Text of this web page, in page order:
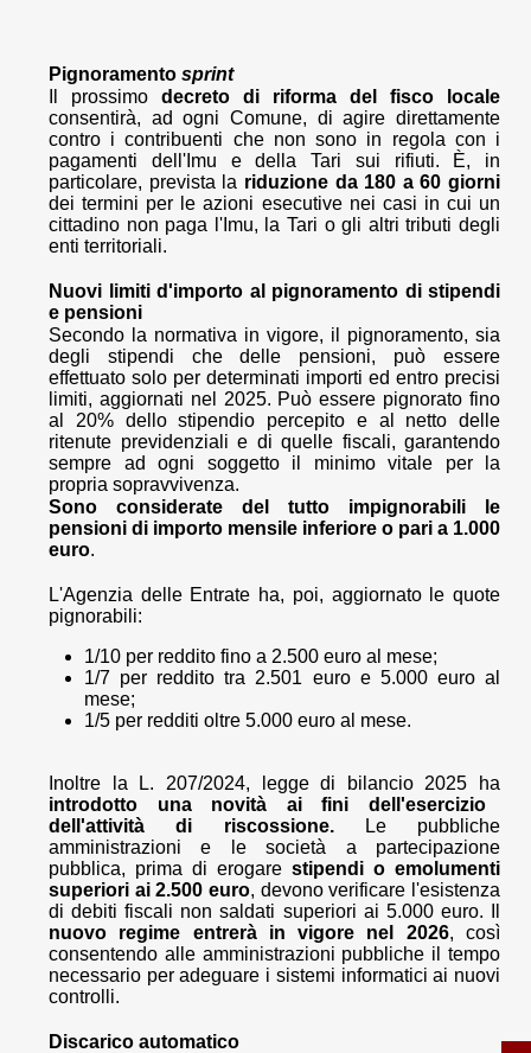
Pignoramento sprint
Il prossimo decreto di riforma del fisco locale
consentirà, ad ogni Comune, di agire direttamente
contro i contribuenti che non sono in regola con i
pagamenti dell'Imu e della Tari sui rifiuti. È, in
particolare, prevista la riduzione da 180 a 60 giorni
dei termini per le azioni esecutive nei casi in cui un
cittadino non paga l'Imu, la Tari o gli altri tributi degli
enti territoriali.
Nuovi limiti d'importo al pignoramento di stipendi
e pensioni
Secondo la normativa in vigore, il pignoramento, sia
degli stipendi che delle pensioni, può essere
effettuato solo per determinati importi ed entro precisi
limiti, aggiornati nel 2025. Può essere pignorato fino
al 20% dello stipendio percepito e al netto delle
ritenute previdenziali e di quelle fiscali, garantendo
sempre ad ogni soggetto il minimo vitale per la
propria sopravvivenza.
Sono considerate del tutto impignorabili le
pensioni di importo mensile inferiore o pari a 1.000
euro.
L'Agenzia delle Entrate ha, poi, aggiornato le quote
pignorabili:
1/10 per reddito fino a 2.500 euro al mese;
1/7 per reddito tra 2.501 euro e 5.000 euro al
mese;
1/5 per redditi oltre 5.000 euro al mese.
Inoltre la L. 207/2024, legge di bilancio 2025 ha
introdotto una novità ai fini dell'esercizio
dell'attività di riscossione.
Le pubbliche
amministrazioni e le società a partecipazione
pubblica, prima di erogare stipendi o emolumenti
superiori ai 2.500 euro, devono verificare l'esistenza
di debiti fiscali non saldati superiori ai 5.000 euro. Il
nuovo regime entrerà in vigore nel 2026, così
consentendo alle amministrazioni pubbliche il tempo
necessario per adeguare i sistemi informatici ai nuovi
controlli.
Discarico automatico